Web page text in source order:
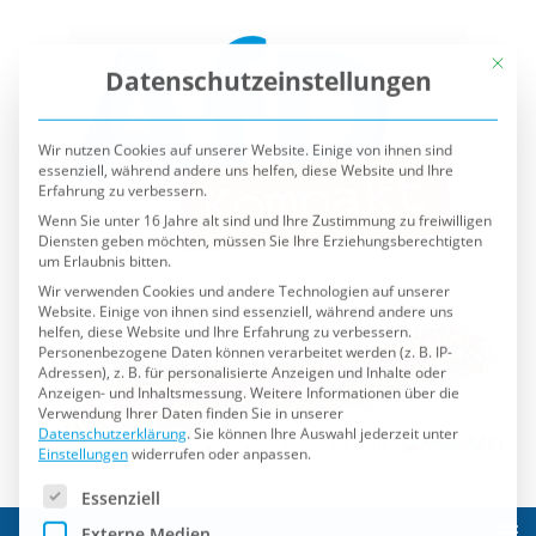
Wir nutzen Cookies auf unserer Website. Einige von ihnen sind
essenziell, während andere uns helfen, diese Website und Ihre
Erfahrung zu verbessern.
Wenn Sie unter 16 Jahre alt sind und Ihre Zustimmung zu freiwilligen
Diensten geben möchten, müssen Sie Ihre Erziehungsberechtigten
um Erlaubnis bitten.
Wir verwenden Cookies und andere Technologien auf unserer
Website. Einige von ihnen sind essenziell, während andere uns
helfen, diese Website und Ihre Erfahrung zu verbessern.
Personenbezogene Daten können verarbeitet werden (z. B. IP-
Adressen), z. B. für personalisierte Anzeigen und Inhalte oder
Anzeigen- und Inhaltsmessung.Weitere Informationen über die
Verwendung Ihrer Daten finden Sie in unserer
Datenschutzerklärung. Sie können Ihre Auswahl jederzeit unter
Einstellungenwiderrufen oder anpassen.
Es folgt eine Liste der Service-Gruppen, für die eine
Externe Medien